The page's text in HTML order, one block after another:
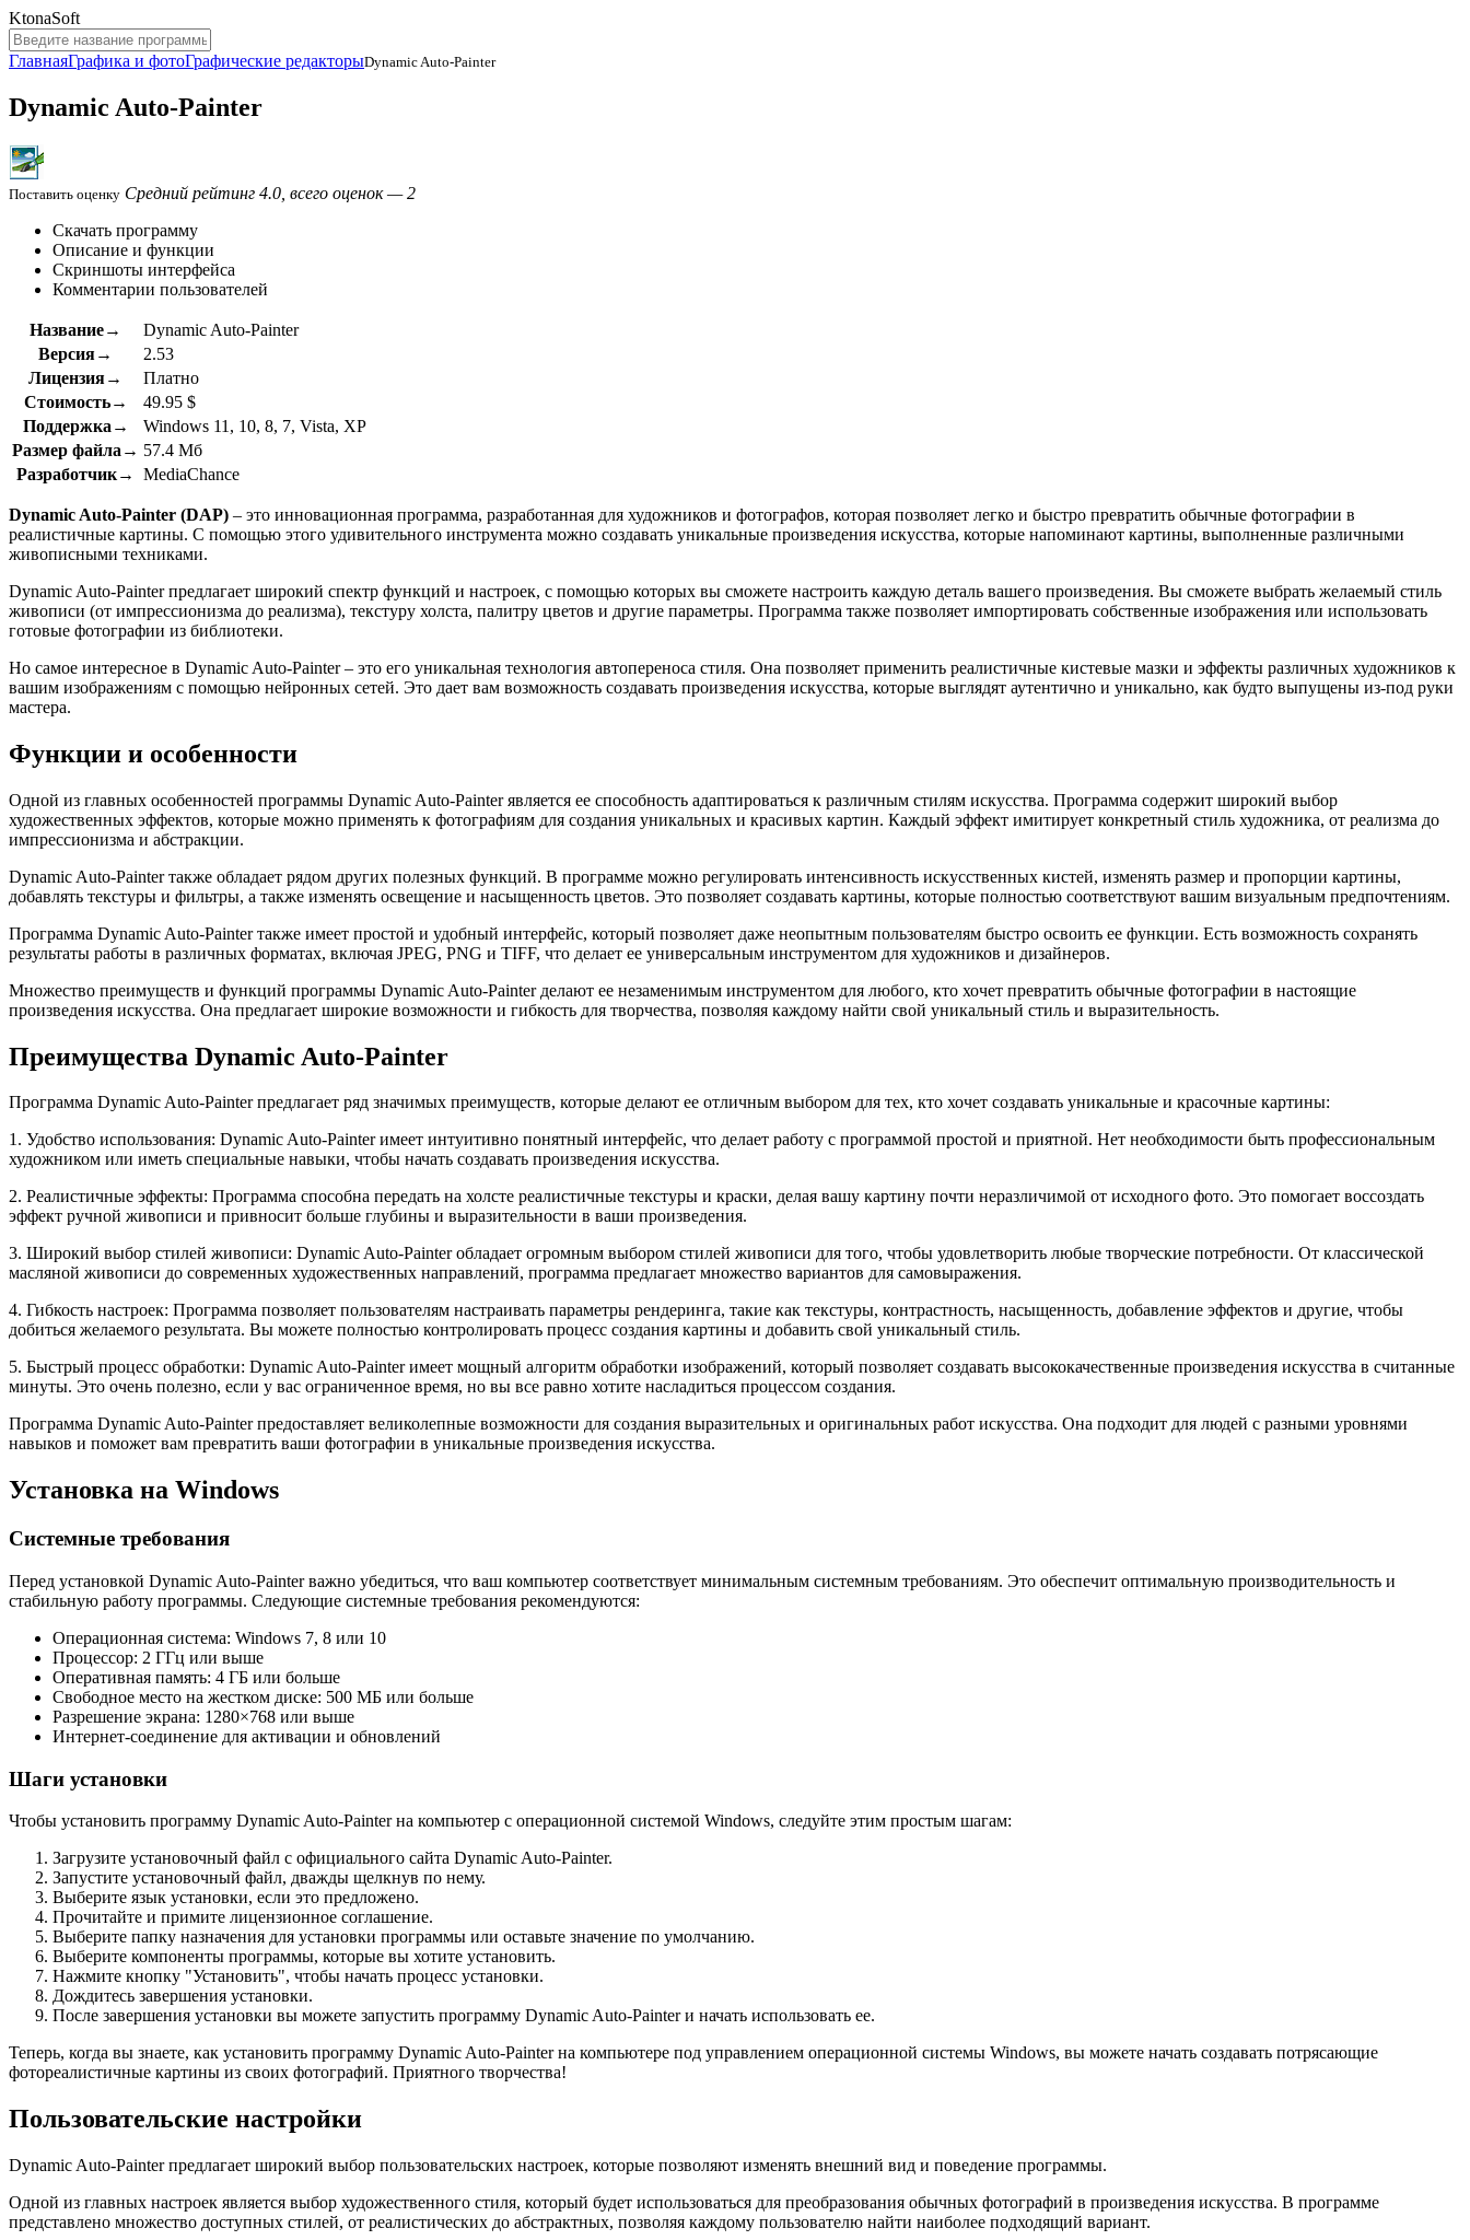
KtonaSoft
ГлавнаяГрафика и фотоГрафические редакторыDynamic Auto-Painter
Dynamic Auto-Painter
Поставить оценку Средний рейтинг 4.0, всего оценок — 2
Скачать программу
Описание и функции
Скриншоты интерфейса
Комментарии пользователей
Название→
Dynamic Auto-Painter
Версия→
2.53
Лицензия→
Платно
Стоимость→
49.95 $
Поддержка→
Windows 11, 10, 8, 7, Vista, XP
Размер файла→ 57.4 Мб
Разработчик→
MediaChance
Dynamic Auto-Painter (DAP) – это инновационная программа, разработанная для художников и фотографов, которая позволяет легко и быстро превратить обычные фотографии в
реалистичные картины. С помощью этого удивительного инструмента можно создавать уникальные произведения искусства, которые напоминают картины, выполненные различными
живописными техниками.
Dynamic Auto-Painter предлагает широкий спектр функций и настроек, с помощью которых вы сможете настроить каждую деталь вашего произведения. Вы сможете выбрать желаемый стиль
живописи (от импрессионизма до реализма), текстуру холста, палитру цветов и другие параметры. Программа также позволяет импортировать собственные изображения или использовать
готовые фотографии из библиотеки.
Но самое интересное в Dynamic Auto-Painter – это его уникальная технология автопереноса стиля. Она позволяет применить реалистичные кистевые мазки и эффекты различных художников к
вашим изображениям с помощью нейронных сетей. Это дает вам возможность создавать произведения искусства, которые выглядят аутентично и уникально, как будто выпущены из-под руки
мастера.
Функции и особенности
Одной из главных особенностей программы Dynamic Auto-Painter является ее способность адаптироваться к различным стилям искусства. Программа содержит широкий выбор
художественных эффектов, которые можно применять к фотографиям для создания уникальных и красивых картин. Каждый эффект имитирует конкретный стиль художника, от реализма до
импрессионизма и абстракции.
Dynamic Auto-Painter также обладает рядом других полезных функций. В программе можно регулировать интенсивность искусственных кистей, изменять размер и пропорции картины,
добавлять текстуры и фильтры, а также изменять освещение и насыщенность цветов. Это позволяет создавать картины, которые полностью соответствуют вашим визуальным предпочтениям.
Программа Dynamic Auto-Painter также имеет простой и удобный интерфейс, который позволяет даже неопытным пользователям быстро освоить ее функции. Есть возможность сохранять
результаты работы в различных форматах, включая JPEG, PNG и TIFF, что делает ее универсальным инструментом для художников и дизайнеров.
Множество преимуществ и функций программы Dynamic Auto-Painter делают ее незаменимым инструментом для любого, кто хочет превратить обычные фотографии в настоящие
произведения искусства. Она предлагает широкие возможности и гибкость для творчества, позволяя каждому найти свой уникальный стиль и выразительность.
Преимущества Dynamic Auto-Painter
Программа Dynamic Auto-Painter предлагает ряд значимых преимуществ, которые делают ее отличным выбором для тех, кто хочет создавать уникальные и красочные картины:
1. Удобство использования: Dynamic Auto-Painter имеет интуитивно понятный интерфейс, что делает работу с программой простой и приятной. Нет необходимости быть профессиональным
художником или иметь специальные навыки, чтобы начать создавать произведения искусства.
2. Реалистичные эффекты: Программа способна передать на холсте реалистичные текстуры и краски, делая вашу картину почти неразличимой от исходного фото. Это помогает воссоздать
эффект ручной живописи и привносит больше глубины и выразительности в ваши произведения.
3. Широкий выбор стилей живописи: Dynamic Auto-Painter обладает огромным выбором стилей живописи для того, чтобы удовлетворить любые творческие потребности. От классической
масляной живописи до современных художественных направлений, программа предлагает множество вариантов для самовыражения.
4. Гибкость настроек: Программа позволяет пользователям настраивать параметры рендеринга, такие как текстуры, контрастность, насыщенность, добавление эффектов и другие, чтобы
добиться желаемого результата. Вы можете полностью контролировать процесс создания картины и добавить свой уникальный стиль.
5. Быстрый процесс обработки: Dynamic Auto-Painter имеет мощный алгоритм обработки изображений, который позволяет создавать высококачественные произведения искусства в считанные
минуты. Это очень полезно, если у вас ограниченное время, но вы все равно хотите насладиться процессом создания.
Программа Dynamic Auto-Painter предоставляет великолепные возможности для создания выразительных и оригинальных работ искусства. Она подходит для людей с разными уровнями
навыков и поможет вам превратить ваши фотографии в уникальные произведения искусства.
Установка на Windows
Системные требования
Перед установкой Dynamic Auto-Painter важно убедиться, что ваш компьютер соответствует минимальным системным требованиям. Это обеспечит оптимальную производительность и
стабильную работу программы. Следующие системные требования рекомендуются:
Операционная система: Windows 7, 8 или 10
Процессор: 2 ГГц или выше
Оперативная память: 4 ГБ или больше
Свободное место на жестком диске: 500 МБ или больше
Разрешение экрана: 1280×768 или выше
Интернет-соединение для активации и обновлений
Шаги установки
Чтобы установить программу Dynamic Auto-Painter на компьютер с операционной системой Windows, следуйте этим простым шагам:
Загрузите установочный файл с официального сайта Dynamic Auto-Painter.
Запустите установочный файл, дважды щелкнув по нему.
Выберите язык установки, если это предложено.
Прочитайте и примите лицензионное соглашение.
Выберите папку назначения для установки программы или оставьте значение по умолчанию.
Выберите компоненты программы, которые вы хотите установить.
Нажмите кнопку "Установить", чтобы начать процесс установки.
Дождитесь завершения установки.
После завершения установки вы можете запустить программу Dynamic Auto-Painter и начать использовать ее.
Теперь, когда вы знаете, как установить программу Dynamic Auto-Painter на компьютере под управлением операционной системы Windows, вы можете начать создавать потрясающие
фотореалистичные картины из своих фотографий. Приятного творчества!
Пользовательские настройки
Dynamic Auto-Painter предлагает широкий выбор пользовательских настроек, которые позволяют изменять внешний вид и поведение программы.
Одной из главных настроек является выбор художественного стиля, который будет использоваться для преобразования обычных фотографий в произведения искусства. В программе
представлено множество доступных стилей, от реалистических до абстрактных, позволяя каждому пользователю найти наиболее подходящий вариант.